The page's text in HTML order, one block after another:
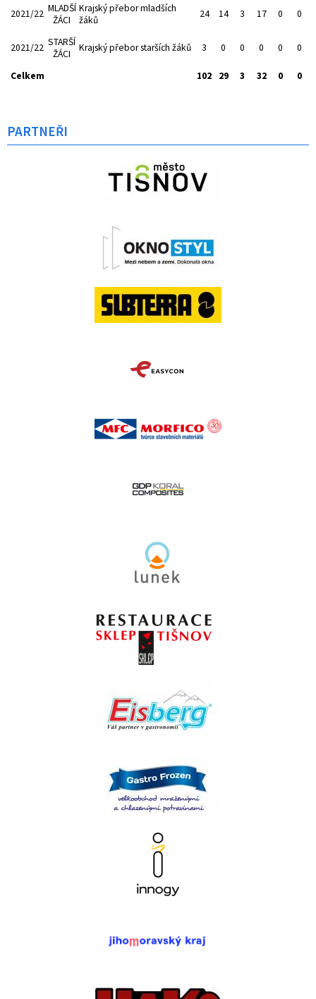
2021/22 MLADŠÍ
ŽÁCI
Krajský přebor mladších
žáků
24 14 3 17 0 0
2021/22 STARŠÍ
ŽÁCI
Krajský přebor starších žáků 3 0 0 0 0 0
Celkem 102 29 3 32 0 0
PARTNEŘI